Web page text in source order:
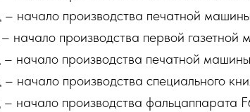
– начало производства печатной
– начало производства первой
– начало производства печатной
– начало производства специального
– начало производства фальцаппарата